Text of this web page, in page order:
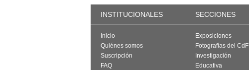
INSTITUCIONALES SECCIONES
Inicio
Quiénes somos
Suscripción
FAQ
Exposiciones
Fotografías del CdF
Investigación
Educativa